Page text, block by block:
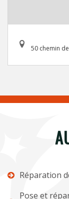
50 chemin
Réparation
Pose et